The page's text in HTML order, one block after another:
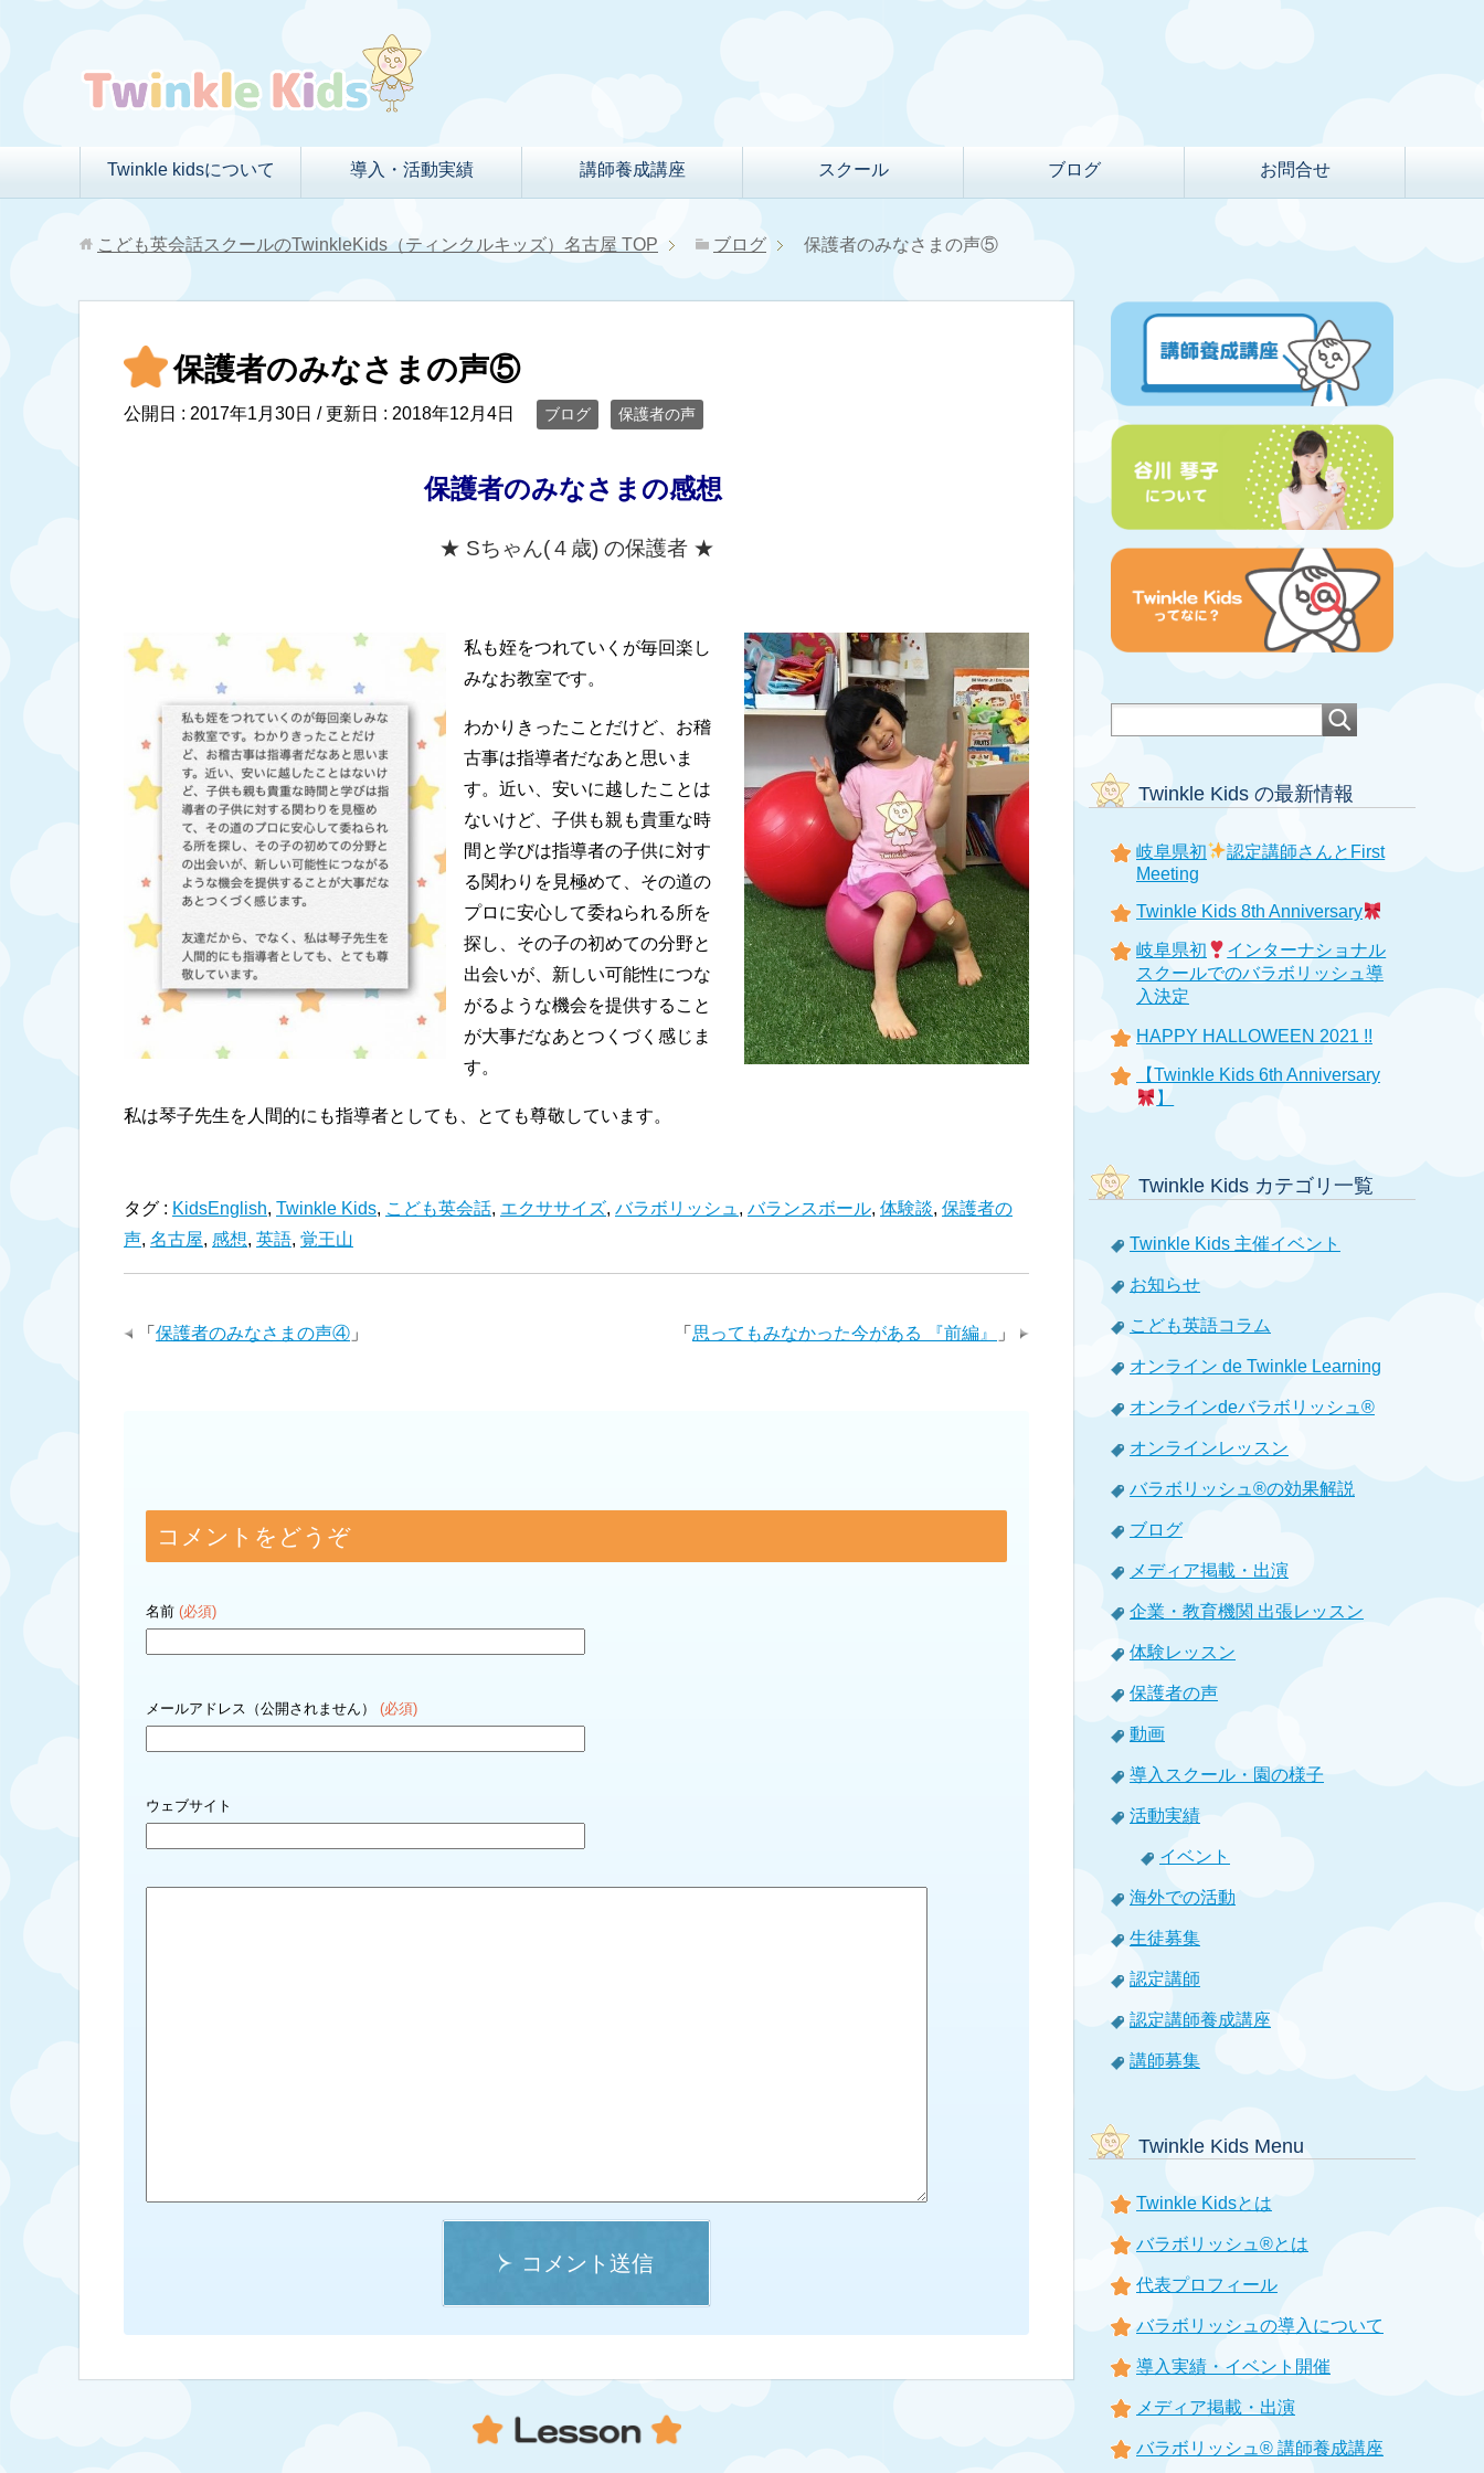
Twinkle kidsについて 導入・活動実績 講師養成講座 スクール ブログ お問合せ
こども英会話スクールのTwinkleKids（ティンクルキッズ）名古屋 TOP ブログ 保護者のみなさまの声⑤
保護者のみなさまの声⑤
公開日 : 2017年1月30日 / 更新日 : 2018年12月4日 ブログ 保護者の声
保護者のみなさまの感想
★ Sちゃん(４歳) の保護者 ★
私も姪をつれていくが毎回楽し
みなお教室です。
わかりきったことだけど、お稽
古事は指導者だなあと思いま
す。 近い、安いに越したことは
ないけど、子供も親も貴重な時
間と学びは指導者の子供に対す
る関わりを見極めて、その道の
プロに安心して委ねられる所を
探し、その子の初めての分野と
出会いが、新しい可能性につな
がるような機会を提供すること
が大事だなあとつくづく感じま
す。
私は琴子先生を人間的にも指導者としても、とても尊敬しています。
タグ : KidsEnglish, Twinkle Kids, こども英会話, エクササイズ, バラボリッシュ , バランスボール, 体験談, 保護者の
声, 名古屋, 感想, 英語, 覚王山
「 思ってもみなかった今がある 『前編』 」
「 保護者のみなさまの声④ 」
コメントをどうぞ
名前 (必須)
メールアドレス（公開されません） (必須)
ウェブサイト
コメント送信
Twinkle Kids の最新情報
岐阜県初
認定講師さんとFirst
Meeting
Twinkle Kids 8th Anniversary
岐阜県初
インターナショナル
スクールでのバラボリッシュ導
入決定
HAPPY HALLOWEEN 2021 !!
【Twinkle Kids 6th Anniversary
】
Twinkle Kids カテゴリ一覧
Twinkle Kids 主催イベント
お知らせ
こども英語コラム
オンライン de Twinkle Learning
オンラインdeバラボリッシュ®
オンラインレッスン
バラボリッシュ®の効果解説
ブログ
メディア掲載・出演
企業・教育機関 出張レッスン
体験レッスン
保護者の声
動画
導入スクール・園の様子
活動実績
イベント
海外での活動
生徒募集
認定講師
認定講師養成講座
講師募集
Twinkle Kids Menu
Twinkle Kidsとは
バラボリッシュ®とは
代表プロフィール
バラボリッシュの導入について
導入実績・イベント開催
メディア掲載・出演
バラボリッシュ® 講師養成講座